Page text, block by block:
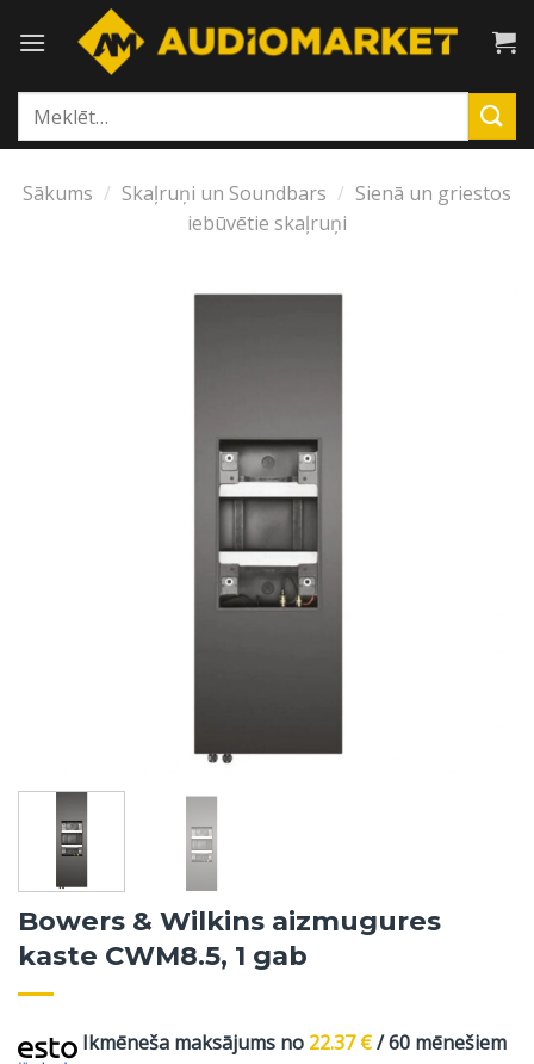
Meklēt:
Sākums / Skaļruņi un Soundbars / Sienā un griestos
iebūvētie skaļruņi
Bowers & Wilkins aizmugures
kaste CWM8.5, 1 gab
Ikmēneša maksājums no 22.37€/ 60 mēnešiem